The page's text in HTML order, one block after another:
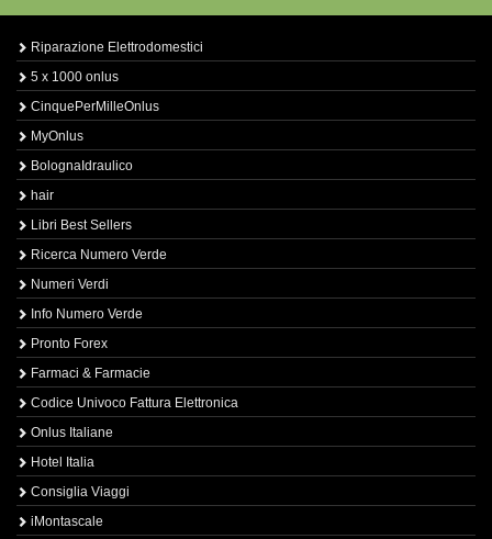
Riparazione Elettrodomestici
5 x 1000 onlus
CinquePerMilleOnlus
MyOnlus
BolognaIdraulico
hair
Libri Best Sellers
Ricerca Numero Verde
Numeri Verdi
Info Numero Verde
Pronto Forex
Farmaci & Farmacie
Codice Univoco Fattura Elettronica
Onlus Italiane
Hotel Italia
Consiglia Viaggi
iMontascale